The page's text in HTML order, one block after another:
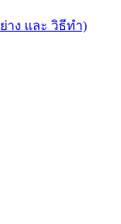
าง และ วิธีทำ)